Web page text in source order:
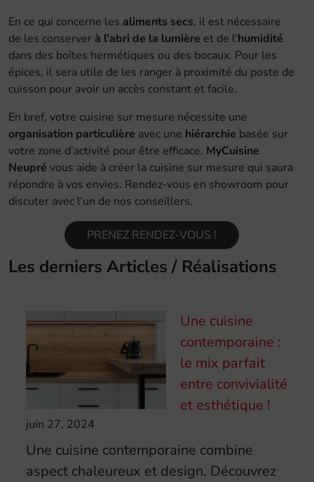
En ce qui concerne les aliments secs, il est nécessaire
de les conserver à l’abri de la lumière et de l’humidité
dans des boîtes hermétiques ou des bocaux. Pour les
épices, il sera utile de les ranger à proximité du poste de
cuisson pour avoir un accès constant et facile.
En bref, votre cuisine sur mesure nécessite une
organisation particulière avec une hiérarchie basée sur
votre zone d’activité pour être efficace. MyCuisine
Neupré vous aide à créer la cuisine sur mesure qui saura
répondre à vos envies. Rendez-vous en showroom pour
discuter avec l’un de nos conseillers.
PRENEZ RENDEZ-VOUS !
Les derniers Articles / Réalisations
Une cuisine
contemporaine :
le mix parfait
entre convivialité
et esthétique !
juin 27, 2024
Une cuisine contemporaine combine
aspect chaleureux et design. Découvrez